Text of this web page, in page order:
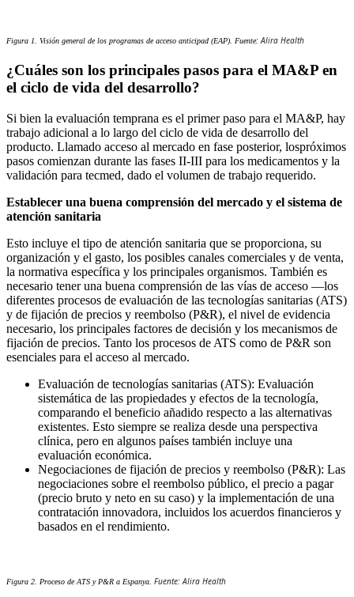
Figura 1. Visión general de los programas de acceso anticipad (EAP). Fuente: Alira Health
¿Cuáles son los principales pasos para el MA&P en
el ciclo de vida del desarrollo?
Si bien la evaluación temprana es el primer paso para el MA&P, hay
trabajo adicional a lo largo del ciclo de vida de desarrollo del
producto. Llamado acceso al mercado en fase posterior, lospróximos
pasos comienzan durante las fases II-III para los medicamentos y la
validación para tecmed, dado el volumen de trabajo requerido.
Establecer una buena comprensión del mercado y el sistema de
atención sanitaria
Esto incluye el tipo de atención sanitaria que se proporciona, su
organización y el gasto, los posibles canales comerciales y de venta,
la normativa específica y los principales organismos. También es
necesario tener una buena comprensión de las vías de acceso —los
diferentes procesos de evaluación de las tecnologías sanitarias (ATS)
y de fijación de precios y reembolso (P&R), el nivel de evidencia
necesario, los principales factores de decisión y los mecanismos de
fijación de precios. Tanto los procesos de ATS como de P&R son
esenciales para el acceso al mercado.
Evaluación de tecnologías sanitarias (ATS): Evaluación
sistemática de las propiedades y efectos de la tecnología,
comparando el beneficio añadido respecto a las alternativas
existentes. Esto siempre se realiza desde una perspectiva
clínica, pero en algunos países también incluye una
evaluación económica.
Negociaciones de fijación de precios y reembolso (P&R): Las
negociaciones sobre el reembolso público, el precio a pagar
(precio bruto y neto en su caso) y la implementación de una
contratación innovadora, incluidos los acuerdos financieros y
basados en el rendimiento.
Figura 2. Proceso de ATS y P&R a Espanya. Fuente: Alira Health